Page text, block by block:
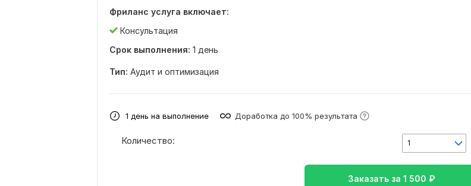
Фриланс услуга включает:
Консультация
Срок выполнения: 1 день
Тип: Аудит и оптимизация
1 день на выполнение Доработка до 100% результата
1
Количество:
Заказать за 1 500 ₽